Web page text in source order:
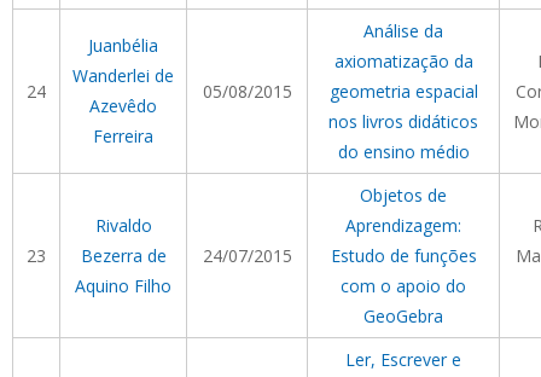
24
Juanbélia
Wanderlei de
Azevêdo
Ferreira
05/08/2015
Análise da
axiomatização da
geometria espacial
nos livros didáticos
do ensino médio
23
Rivaldo
Bezerra de
Aquino Filho
24/07/2015
Objetos de
Aprendizagem:
Estudo de funções
com o apoio do
GeoGebra
Ler, Escrever e